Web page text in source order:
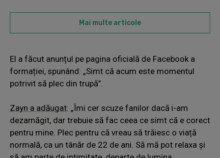
Mai multe articole
El a făcut anunțul pe pagina oficială de Facebook a
formației, spunând: „Simt că acum este momentul
potrivit să plec din trupă”.
Zayn a adăugat: „Îmi cer scuze fanilor dacă i-am
dezamăgit, dar trebuie să fac ceea ce simt că e corect
pentru mine. Plec pentru că vreau să trăiesc o viață
normală, ca un tânăr de 22 de ani. Să mă pot relaxa și